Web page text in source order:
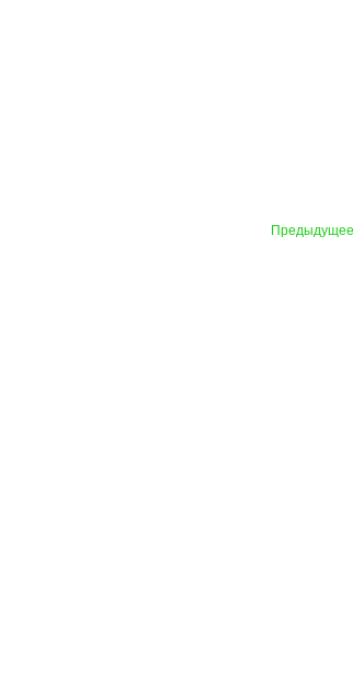
Предыдущее